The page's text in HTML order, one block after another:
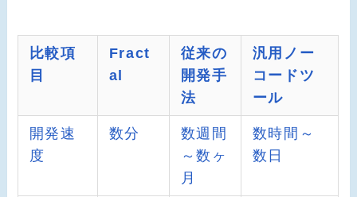
比較項
目
Fract
al
従来の
開発手
法
汎用ノー
コードツ
ール
開発速
度
数分
数週間
～数ヶ
月
数時間～
数日